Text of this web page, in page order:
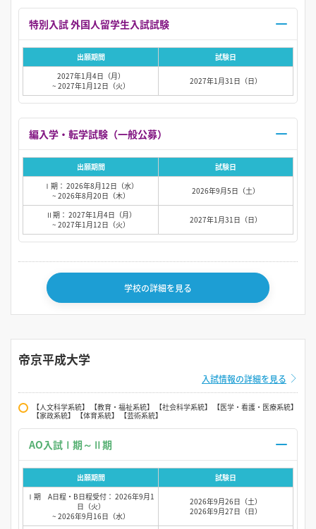
出願期間
試験日
2027年1月4日（月）
~ 2027年1月12日（火）
2027年1月31日（日）
出願期間
試験日
Ⅰ期： 2026年8月12日（水）
~ 2026年8月20日（木）
2026年9月5日（土）
Ⅱ期： 2027年1月4日（月）
~ 2027年1月12日（火）
2027年1月31日（日）
学校の詳細を見る
帝京平成大学
入試情報の詳細を見る
【人文科学系統】 【教育・福祉系統】 【社会科学系統】 【医学・看護・医療系統】
【家政系統】 【体育系統】 【芸術系統】
出願期間
試験日
Ⅰ期 A日程・B日程受付： 2026年9月1
日（火）
~ 2026年9月16日（水）
2026年9月26日（土）
2026年9月27日（日）